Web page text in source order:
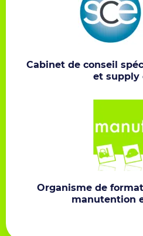
Cabinet de conseil
et supply
Organisme de
manutention